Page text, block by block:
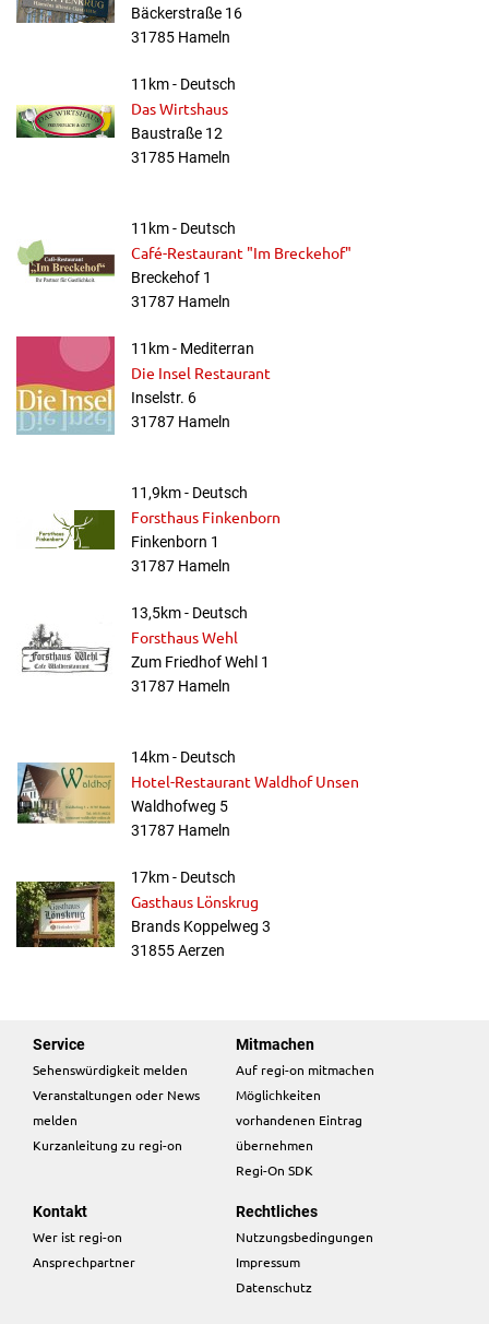
Bäckerstraße 16
31785 Hameln
11km - Deutsch
Das Wirtshaus
Baustraße 12
31785 Hameln
11km - Deutsch
Café-Restaurant "Im Breckehof"
Breckehof 1
31787 Hameln
11km - Mediterran
Die Insel Restaurant
Inselstr. 6
31787 Hameln
11,9km - Deutsch
Forsthaus Finkenborn
Finkenborn 1
31787 Hameln
13,5km - Deutsch
Forsthaus Wehl
Zum Friedhof Wehl 1
31787 Hameln
14km - Deutsch
Hotel-Restaurant Waldhof Unsen
Waldhofweg 5
31787 Hameln
17km - Deutsch
Gasthaus Lönskrug
Brands Koppelweg 3
31855 Aerzen
Service
Sehenswürdigkeit melden
Veranstaltungen oder News
melden
Kurzanleitung zu regi-on
Mitmachen
Auf regi-on mitmachen
Möglichkeiten
vorhandenen Eintrag
übernehmen
Regi-On SDK
Kontakt
Wer ist regi-on
Ansprechpartner
Rechtliches
Nutzungsbedingungen
Impressum
Datenschutz